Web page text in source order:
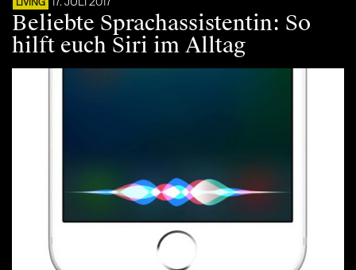
LIVING 17. JULI 2017
Beliebte Sprachassistentin: So
hilft euch Siri im Alltag